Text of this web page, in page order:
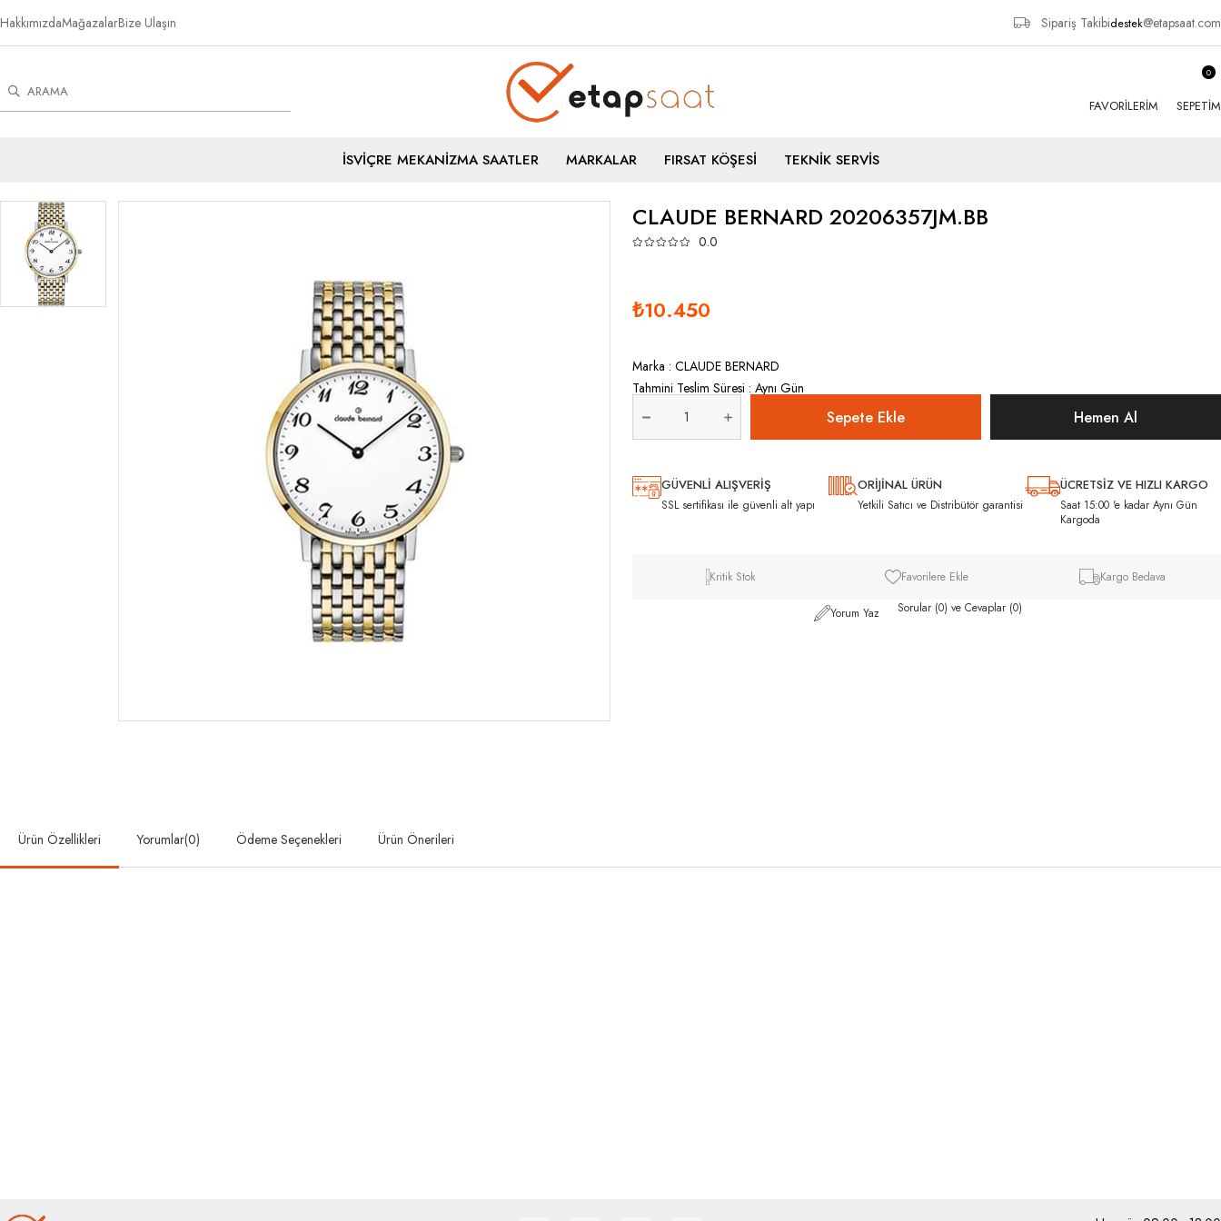
HakkımızdaMağazalarBize Ulaşın Sipariş Takibidestek@etapsaat.com
SEPETIM
0
FAVORILERIM
İSVİÇRE MEKANİZMA SAATLER MARKALAR FIRSAT KÖŞESİ TEKNİK SERVİS
CLAUDE BERNARD 20206357JM.BB
0.0
₺10.450
Marka : CLAUDE BERNARD
Tahmini Teslim Süresi : Aynı Gün
GÜVENLİ ALIŞVERİŞ
SSL sertifikası ile güvenli alt yapı
ORİJİNAL ÜRÜN
Yetkili Satıcı ve Distribütör garantisi
ÜCRETSİZ VE HIZLI KARGO
Saat 15:00 'e kadar Aynı Gün
Kargoda
Kritik Stok Favorilere Ekle Kargo Bedava
Yorum Yaz Sorular (0) ve Cevaplar (0)
Ürün Özellikleri Yorumlar(0) Ödeme Seçenekleri Ürün Önerileri